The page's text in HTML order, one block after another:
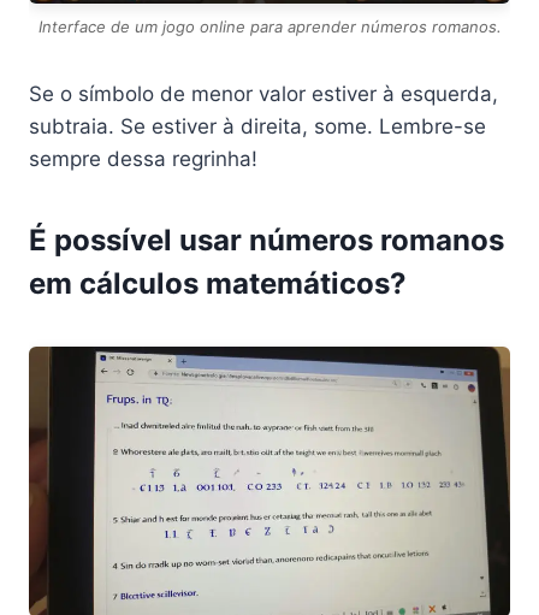
Interface de um jogo online para aprender números romanos.
Se o símbolo de menor valor estiver à esquerda,
subtraia. Se estiver à direita, some. Lembre-se
sempre dessa regrinha!
É possível usar números romanos
em cálculos matemáticos?